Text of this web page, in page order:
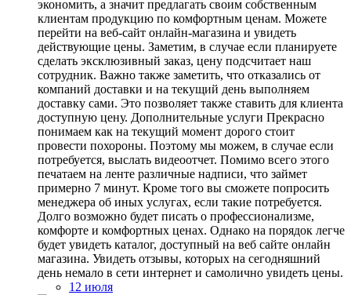
экономить, а значит предлагать своим собственным
клиентам продукцию по комфортным ценам. Можете
перейти на веб-сайт онлайн-магазина и увидеть
действующие цены. Заметим, в случае если планируете
сделать эксклюзивный заказ, цену подсчитает наш
сотрудник. Важно также заметить, что отказались от
компаний доставки и на текущий день выполняем
доставку сами. Это позволяет также ставить для клиента
доступную цену. Дополнительные услуги Прекрасно
понимаем как на текущий момент дорого стоит
провести похороны. Поэтому мы можем, в случае если
потребуется, выслать видеоотчет. Помимо всего этого
печатаем на ленте различные надписи, что займет
примерно 7 минут. Кроме того вы сможете попросить
менеджера об иных услугах, если такие потребуется.
Долго возможно будет писать о профессионализме,
комфорте и комфортных ценах. Однако на порядок легче
будет увидеть каталог, доступный на веб сайте онлайн
магазина. Увидеть отзывы, которых на сегодняшний
день немало в сети интернет и самолично увидеть цены.
12 июля